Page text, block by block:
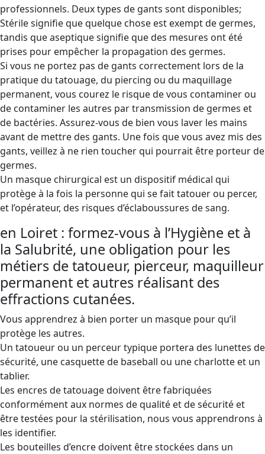
professionnels. Deux types de gants sont disponibles;
Stérile signifie que quelque chose est exempt de germes,
tandis que aseptique signifie que des mesures ont été
prises pour empêcher la propagation des germes.
Si vous ne portez pas de gants correctement lors de la
pratique du tatouage, du piercing ou du maquillage
permanent, vous courez le risque de vous contaminer ou
de contaminer les autres par transmission de germes et
de bactéries. Assurez-vous de bien vous laver les mains
avant de mettre des gants. Une fois que vous avez mis des
gants, veillez à ne rien toucher qui pourrait être porteur de
germes.
Un masque chirurgical est un dispositif médical qui
protège à la fois la personne qui se fait tatouer ou percer,
et l’opérateur, des risques d’éclaboussures de sang.
en Loiret : formez-vous à l’Hygiène et à
la Salubrité, une obligation pour les
métiers de tatoueur, pierceur, maquilleur
permanent et autres réalisant des
effractions cutanées.
Vous apprendrez à bien porter un masque pour qu’il
protège les autres.
Un tatoueur ou un perceur typique portera des lunettes de
sécurité, une casquette de baseball ou une charlotte et un
tablier.
Les encres de tatouage doivent être fabriquées
conformément aux normes de qualité et de sécurité et
être testées pour la stérilisation, nous vous apprendrons à
les identifier.
Les bouteilles d’encre doivent être stockées dans un